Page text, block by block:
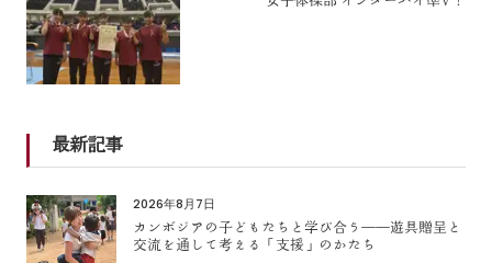
最新記事
2026年8月7日
カンボジアの子どもたちと学び合う――遊具贈呈と
交流を通して考える「支援」のかたち